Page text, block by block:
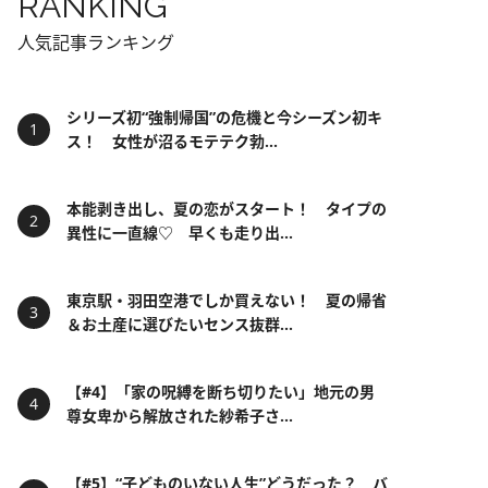
人気記事ランキング
シリーズ初“強制帰国”の危機と今シーズン初キ
ス！ 女性が沼るモテテク勃...
本能剥き出し、夏の恋がスタート！ タイプの
異性に一直線♡ 早くも走り出...
東京駅・羽田空港でしか買えない！ 夏の帰省
＆お土産に選びたいセンス抜群...
【#4】「家の呪縛を断ち切りたい」地元の男
尊女卑から解放された紗希子さ...
【#5】“子どものいない人生”どうだった？ バ